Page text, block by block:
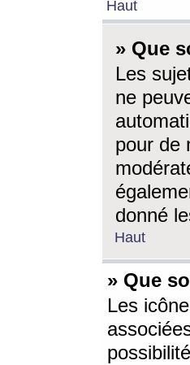
Haut
» Que
Les
ne
pour de
donné
Haut
» Que
Les